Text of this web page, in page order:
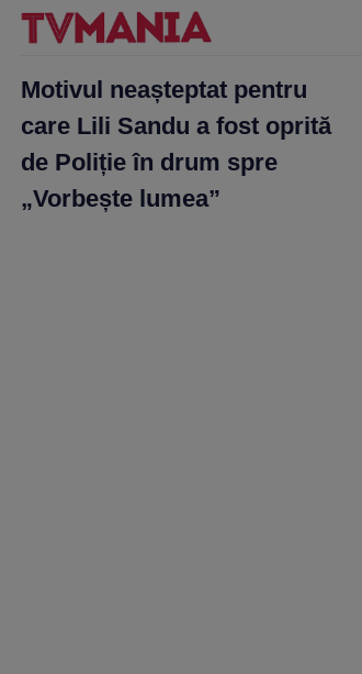
Motivul neașteptat pentru
care Lili Sandu a fost oprită
de Poliție în drum spre
„Vorbește lumea”